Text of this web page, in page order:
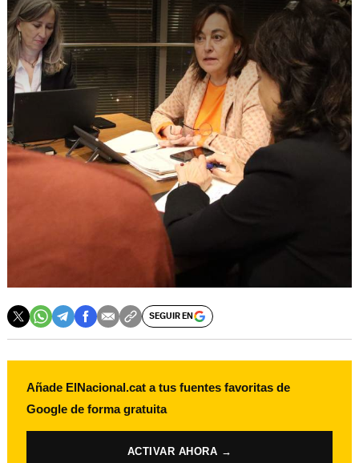
SEGUIR EN
Añade ElNacional.cat a tus fuentes favoritas de
Google de forma gratuita
ACTIVAR AHORA →